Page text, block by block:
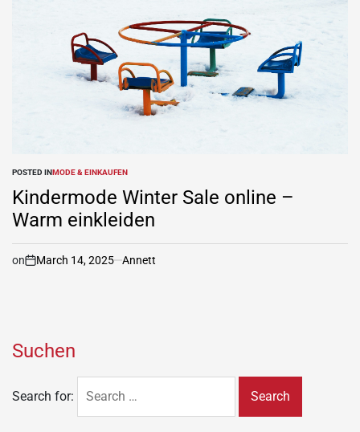
POSTED INMODE & EINKAUFEN
Kindermode Winter Sale online –
Warm einkleiden
on March 14, 2025 Annett
Suchen
Search for: